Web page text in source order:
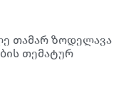
თამარ ზოდელავა
თემატურ